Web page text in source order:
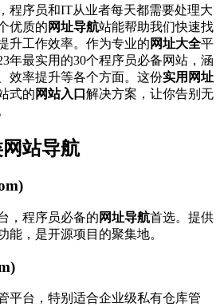
程序员和IT从业者每天都需要处理大
优质的 网址导航站能帮助我们快速找
升工作效率。作为专业的 网址大全平
年最实用的30个程序员必备网站，涵
效率提升等各个方面。这份实用网址
式的 网站入口 解决方案，让你告别无
站导航
，程序员必备的 网址导航首选。提供
能，是开源项目的聚集地。
平台，特别适合企业级私有仓库管